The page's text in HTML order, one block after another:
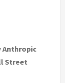
Anthropic
Street